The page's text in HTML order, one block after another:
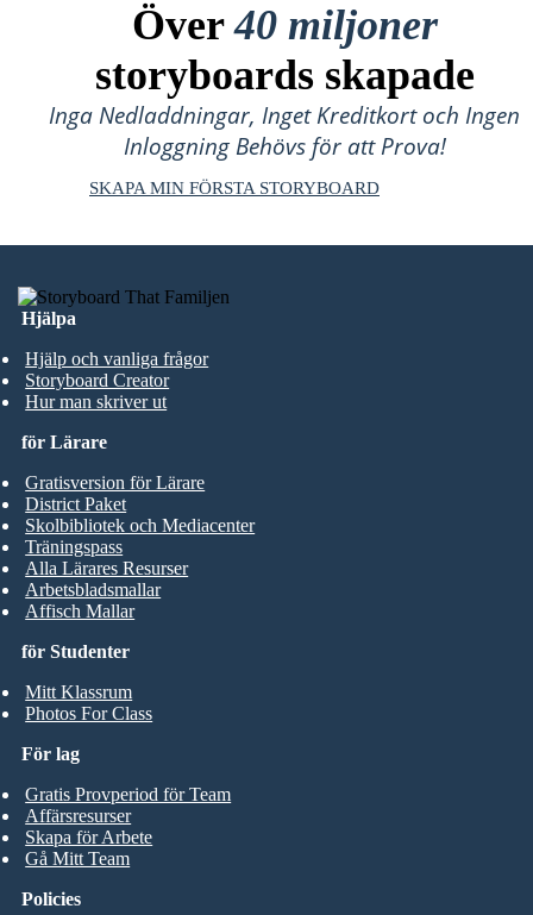
Över40 miljoner
storyboards skapade
Inga Nedladdningar, Inget Kreditkort och Ingen
Inloggning Behövs för att Prova!
SKAPA MIN FÖRSTA STORYBOARD
Hjälpa
Hjälp och vanliga frågor
Storyboard Creator
Hur man skriver ut
för Studenter
Mitt Klassrum
Photos For Class
för Lärare
Gratisversion för Lärare
District Paket
Skolbibliotek och Mediacenter
Träningspass
Alla Lärares Resurser
Arbetsbladsmallar
Affisch Mallar
För lag
Gratis Provperiod för Team
Affärsresurser
Skapa för Arbete
Gå Mitt Team
Policies